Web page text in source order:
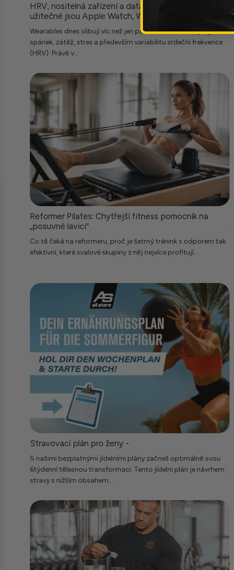
HRV, nositelná zařízení a data o regeneraci – jak
užitečné jsou Apple Watch, WHOOP a spol.?
Wearables dnes slibují víc než jen počítání kroků: analyzují
spánek, zátěž, stres a především variabilitu srdeční frekvence
(HRV). Právě v...
Reformer Pilates: Chytřejší fitness pomocník na
„posuvné lavici“
Co tě čeká na reformeru, proč je šetrný trénink s odporem tak
efektivní, které svalové skupiny z něj nejvíce profitují...
Stravovací plán pro ženy -
S našimi bezplatnými jídelními plány začneš optimálně svou
6týdenní tělesnou transformaci. Tento jídelní plán je návrhem
stravy s nižším obsahem...